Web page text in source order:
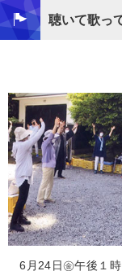
聴いて歌っ
6月24日㊎午後１時